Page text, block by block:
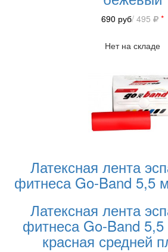
690 руб/ 495 *
Нет на складе
Латексная лента
фитнеса Go-Band 5,5
Латексная лента
фитнеса Go-Band
красная средней